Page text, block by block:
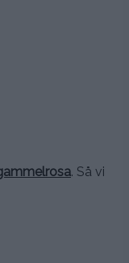
. Så vi